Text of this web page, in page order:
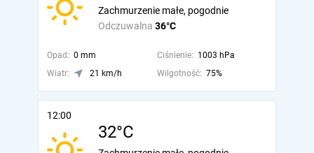
Odczuwalna 36°C
Zachmurzenie małe, pogodnie
Opad: 0 mm Ciśnienie: 1003 hPa
Wiatr:
21 km/h Wilgotność: 75%
12:00
32°C